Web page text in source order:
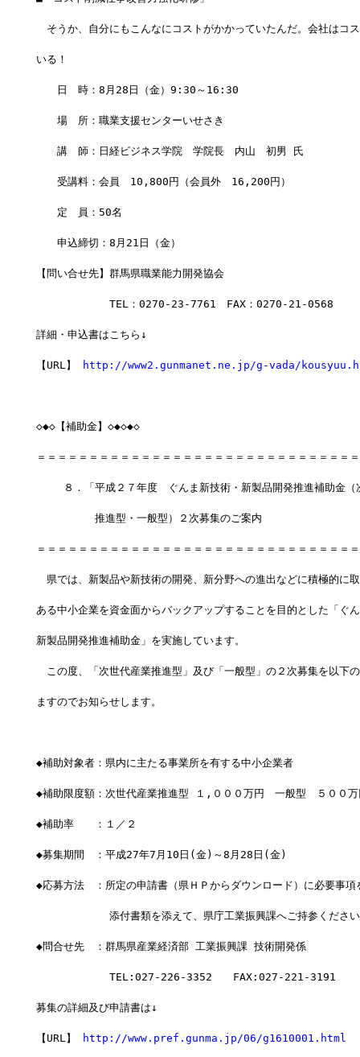
そうか、自分にもこんなにコストがかかっていたんだ。会社はコ
いる！
日　時：8月28日（金）9:30～16:30
場　所：職業支援センターいせさき
講　師：日経ビジネス学院　学院長　内山　初男 氏
受講料：会員　10,800円（会員外　16,200円）
定　員：50名
申込締切：8月21日（金）
【問い合せ先】群馬県職業能力開発協会
TEL：0270-23-7761　FAX：0270-21-0568
詳細・申込書はこちら↓
【URL】 http://www2.gunmanet.ne.jp/g-vada/
◇◆◇【補助金】◇◆◇◆◇
＝＝＝＝＝＝＝＝＝＝＝＝＝＝＝＝＝＝＝＝＝＝＝＝＝＝＝＝＝＝
８．「平成２７年度　ぐんま新技術・新製品開発推進補助金（
推進型・一般型）２次募集のご案内
＝＝＝＝＝＝＝＝＝＝＝＝＝＝＝＝＝＝＝＝＝＝＝＝＝＝＝＝＝＝
県では、新製品や新技術の開発、新分野への進出などに積極的に
ある中小企業を資金面からバックアップすることを目的とした「ぐ
新製品開発推進補助金」を実施しています。
この度、「次世代産業推進型」及び「一般型」の２次募集を以下
ますのでお知らせします。
◆補助対象者：県内に主たる事業所を有する中小企業者
◆補助限度額：次世代産業推進型 １,０００万円　一般型　５００万
◆補助率　　：１／２
◆募集期間　：平成27年7月10日(金)～8月28日(金)
◆応募方法　：所定の申請書（県ＨＰからダウンロード）に必要事項
添付書類を添えて、県庁工業振興課へご持参ください
◆問合せ先　：群馬県産業経済部 工業振興課 技術開発係
TEL:027-226-3352　　FAX:027-221-3191
募集の詳細及び申請書は↓
【URL】 http://www.pref.gunma.jp/06/g1610001.html